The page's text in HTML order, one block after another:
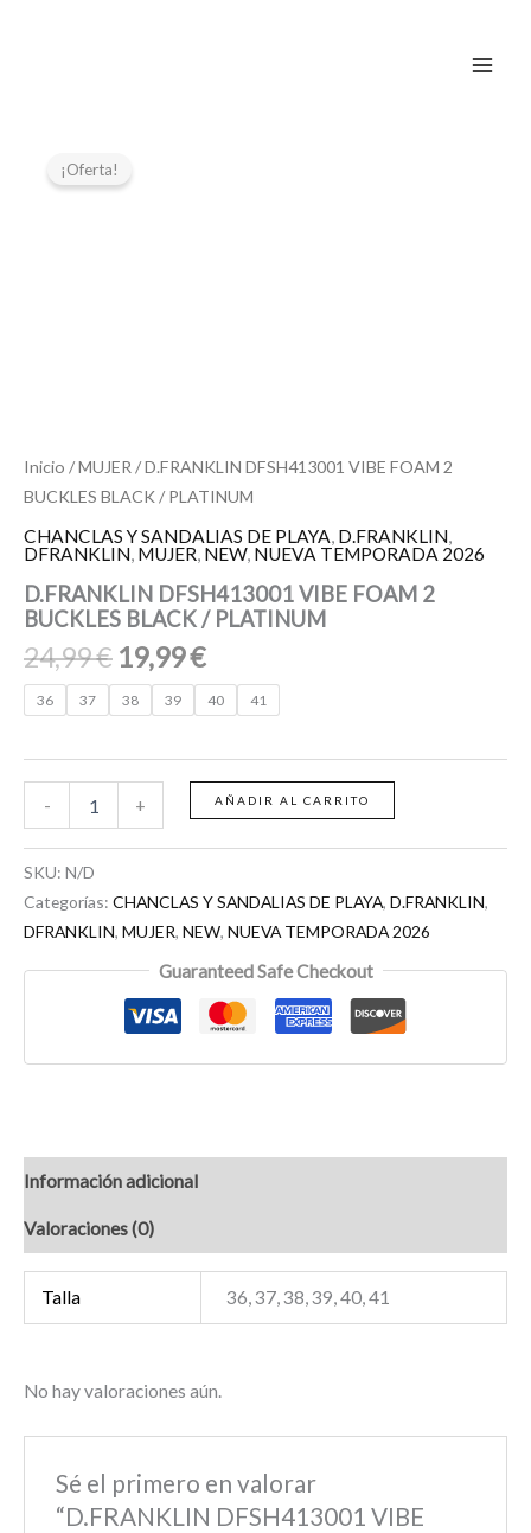
¡Oferta!
Inicio /MUJER / D.FRANKLIN DFSH413001 VIBE FOAM 2
BUCKLES BLACK / PLATINUM
CHANCLAS Y SANDALIAS DE PLAYA, D.FRANKLIN,
DFRANKLIN, MUJER, NEW, NUEVA TEMPORADA 2026
D.FRANKLIN DFSH413001 VIBE FOAM 2
BUCKLES BLACK / PLATINUM
24,99€ 19,99€
36 37 38 39 40 41
-
DFSH413001
VIBE
+ AÑADIR AL CARRITO
SKU: N/D
Categorías: CHANCLAS Y SANDALIAS DE PLAYA, D.FRANKLIN,
DFRANKLIN, MUJER, NEW, NUEVA TEMPORADA 2026
Guaranteed Safe Checkout
Información adicional
Valoraciones (0)
Talla 36, 37, 38, 39, 40, 41
No hay valoraciones aún.
Sé el primero en valorar
“D.FRANKLIN DFSH413001 VIBE